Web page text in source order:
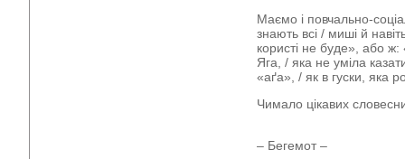
Маємо і повчально-
знають всі / миші й
користі не буде», або
Яга, / яка не уміла
«аґа», / як в гуски, яка
Чимало цікавих
– Бегемот –